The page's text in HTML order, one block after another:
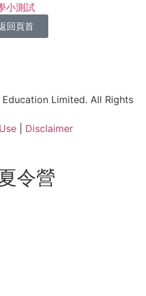
小測試
回頁首
Limited. All Rights
Disclaimer
令營